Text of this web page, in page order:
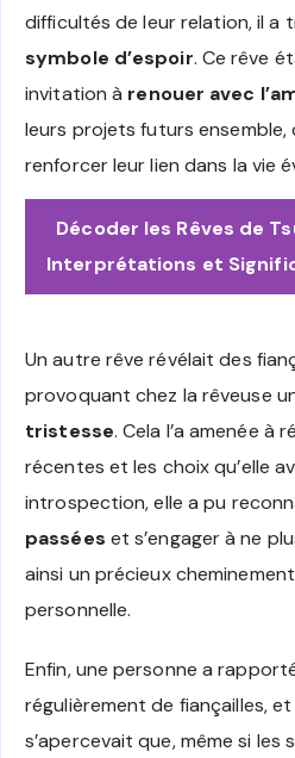
difficultés de leur relation, il a
symbole d’espoir. Ce rêve
invitation à renouer avec
leurs projets futurs ensemble,
renforcer leur lien dans la vie
Décoder les Rêves de
Interprétations et
Un autre rêve révélait des
provoquant chez la rêveuse
tristesse. Cela l’a amenée à
récentes et les choix qu’elle
introspection, elle a pu
passées et s’engager à ne
ainsi un précieux
personnelle.
Enfin, une personne a
régulièrement de fiançailles,
s’apercevait que, même si